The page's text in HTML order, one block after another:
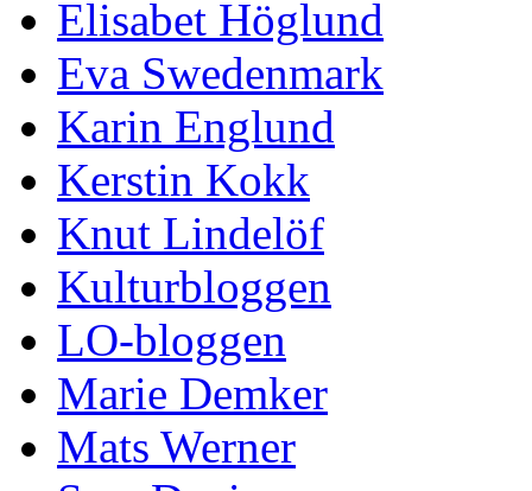
Elisabet Höglund
Eva Swedenmark
Karin Englund
Kerstin Kokk
Knut Lindelöf
Kulturbloggen
LO-bloggen
Marie Demker
Mats Werner